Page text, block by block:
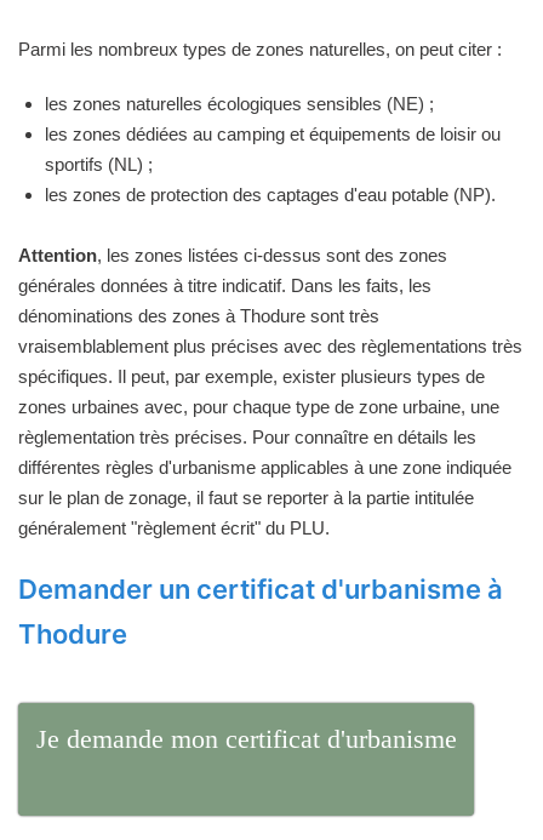
Parmi les nombreux types de zones naturelles, on peut citer :
les zones naturelles écologiques sensibles (NE) ;
les zones dédiées au camping et équipements de loisir ou
sportifs (NL) ;
les zones de protection des captages d'eau potable (NP).
Attention, les zones listées ci-dessus sont des zones
générales données à titre indicatif. Dans les faits, les
dénominations des zones à Thodure sont très
vraisemblablement plus précises avec des règlementations très
spécifiques. Il peut, par exemple, exister plusieurs types de
zones urbaines avec, pour chaque type de zone urbaine, une
règlementation très précises. Pour connaître en détails les
différentes règles d'urbanisme applicables à une zone indiquée
sur le plan de zonage, il faut se reporter à la partie intitulée
généralement "règlement écrit" du PLU.
Demander un certificat d'urbanisme à
Thodure
Je demande mon certificat d'urbanisme